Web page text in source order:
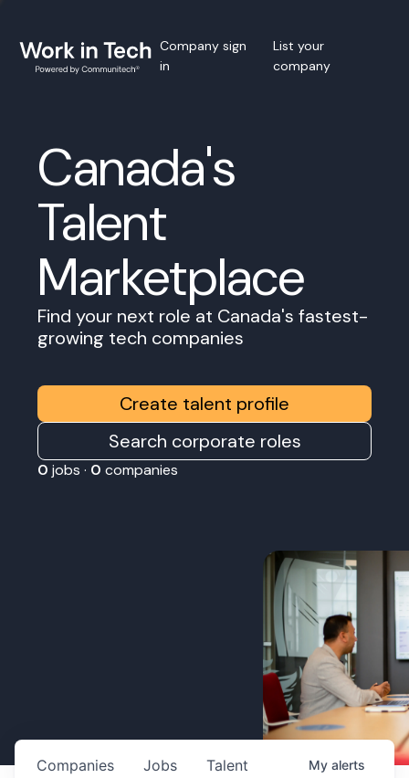
Company sign
in
List your
company
Canada's
Talent
Marketplace
Find your next role at Canada's fastest-
growing tech companies
Create talent profile
Search corporate roles
0 jobs · 0 companies
Jobs
Companies Talent My alerts